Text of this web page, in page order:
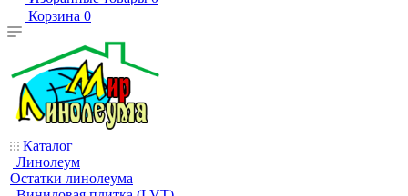
Корзина 0
Каталог
Линолеум
Остатки линолеума